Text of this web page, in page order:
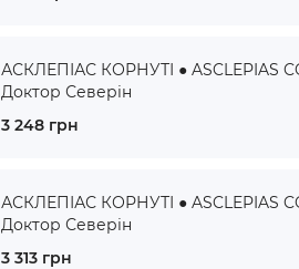
АСКЛЕПІАС КОРНУТІ ● ASCLEPIAS
Доктор Северін
3 248 грн
АСКЛЕПІАС КОРНУТІ ● ASCLEPIAS
Доктор Северін
3 313 грн